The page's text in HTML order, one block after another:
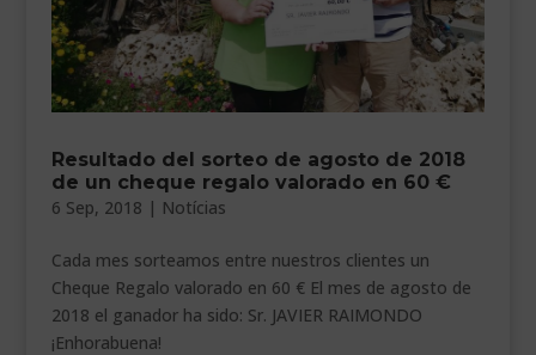
Resultado del sorteo de agosto de 2018
de un cheque regalo valorado en 60 €
6 Sep, 2018 | Notícias
Cada mes sorteamos entre nuestros clientes un
Cheque Regalo valorado en 60 € El mes de agosto de
2018 el ganador ha sido: Sr. JAVIER RAIMONDO
¡Enhorabuena!